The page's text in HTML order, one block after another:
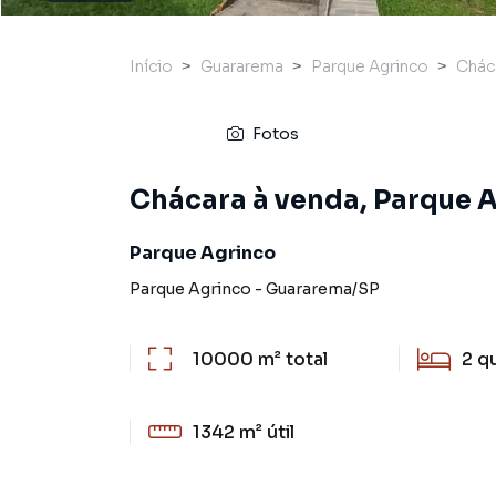
Início Guararema Parque Agrinco
Fotos
Chácara à venda, Parque
Parque Agrinco
Parque Agrinco - Guararema/SP
10000 m²total 2
1342 m² útil